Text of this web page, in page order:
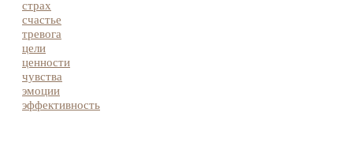
страх
счастье
тревога
цели
ценности
чувства
эмоции
эффективность